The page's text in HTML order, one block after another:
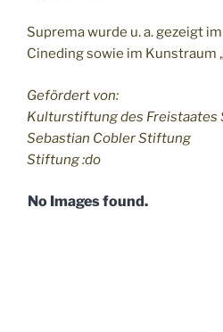
Suprema wurde u. a. gezeigt
Cineding sowie im Kunstraum
Gefördert von:
Kulturstiftung des Freistaates
Sebastian Cobler Stiftung
Stiftung :do
No Images found.